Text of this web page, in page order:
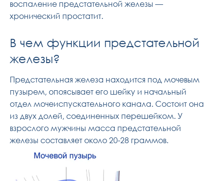
воспаление предстательной железы —
хронический простатит.
В чем функции предстательной
железы?
Предстательная железа находится под мочевым
пузырем, опоясывает его шейку и начальный
отдел мочеиспускательного канала. Состоит она
из двух долей, соединенных перешейком. У
взрослого мужчины масса предстательной
железы составляет около 20-28 граммов.